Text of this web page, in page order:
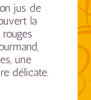
jus de
la
une
délicate.